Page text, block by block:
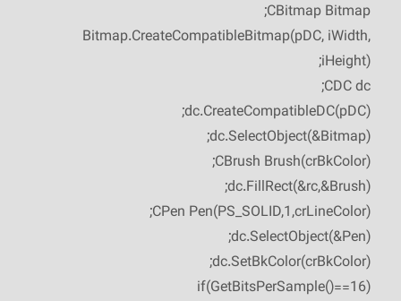
CBitmap Bitmap;
Bitmap.CreateCompatibleBitmap(pDC, iWidth,
iHeight);
CDC dc;
dc.CreateCompatibleDC(pDC);
dc.SelectObject(&Bitmap);
CBrush Brush(crBkColor);
dc.FillRect(&rc,&Brush);
CPen Pen(PS_SOLID,1,crLineColor);
dc.SelectObject(&Pen);
dc.SetBkColor(crBkColor);
if(GetBitsPerSample()==16)